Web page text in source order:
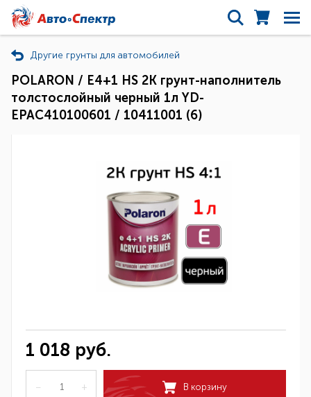
Другие грунты для автомобилей
POLARON / E4+1 HS 2K грунт-наполнитель
толстослойный черный 1л YD-
EPAC410100601 / 10411001 (6)
1 018 руб.
– + В корзину